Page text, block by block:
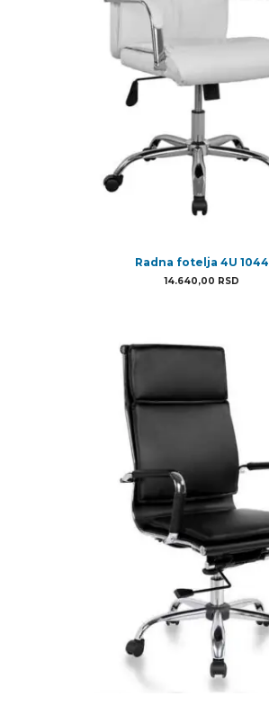
Radna fotelja 4U 1044
14.640,00 RSD